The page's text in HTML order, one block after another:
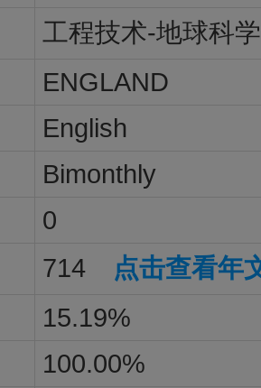
工程技术-地球科
ENGLAND
English
Bimonthly
0
714 点击查看年
15.19%
100.00%